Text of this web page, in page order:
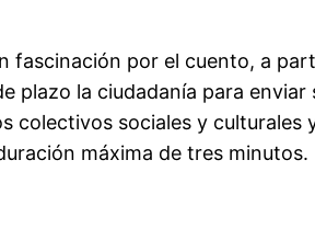
fascinación por el cuento, a
plazo la ciudadanía para enviar
colectivos sociales y culturales
máxima de tres minutos.